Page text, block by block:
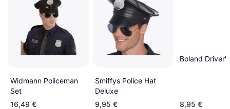
Widmann Policeman
Set
16,49 €
Smiffys Police Hat
Deluxe
9,95 €
Boland
8,95 €